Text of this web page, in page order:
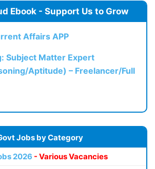
Ebook - Support Us to Grow
Affairs APP
Subject Matter Expert
Aptitude) – Freelancer/Full
Jobs by Category
2026 - Various Vacancies